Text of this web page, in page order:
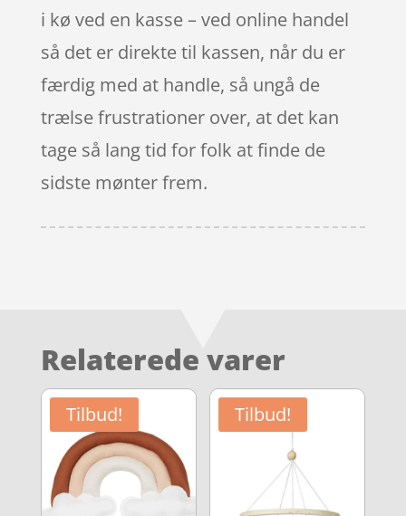
i kø ved en kasse – ved online handel
så det er direkte til kassen, når du er
færdig med at handle, så ungå de
trælse frustrationer over, at det kan
tage så lang tid for folk at finde de
sidste mønter frem.
Relaterede varer
Tilbud! Tilbud!